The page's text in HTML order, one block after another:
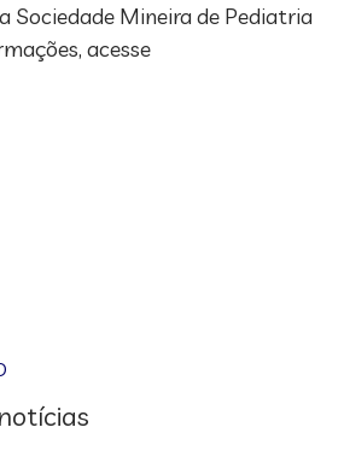
Sociedade Mineira de Pediatria
acesse